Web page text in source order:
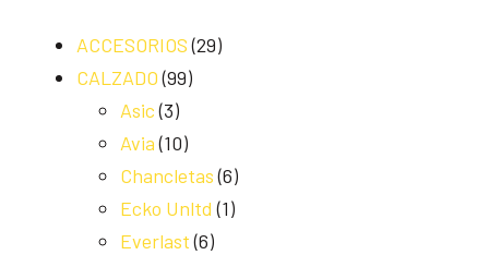
ACCESORIOS (29)
CALZADO (99)
Asic (3)
Avia (10)
Chancletas (6)
Ecko Unltd (1)
Everlast (6)